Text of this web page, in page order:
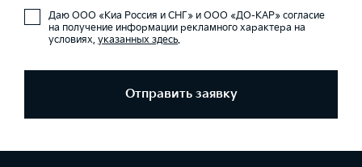
Даю ООО «Киа Россия и СНГ» и ООО «ДО-КАР» согласие
на получение информации рекламного характера на
условиях, указанных здесь.
Отправить заявку